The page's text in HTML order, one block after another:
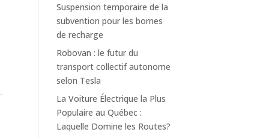
Suspension temporaire de la
subvention pour les bornes
de recharge
Robovan : le futur du
transport collectif autonome
selon Tesla
La Voiture Électrique la Plus
Populaire au Québec :
Laquelle Domine les Routes?